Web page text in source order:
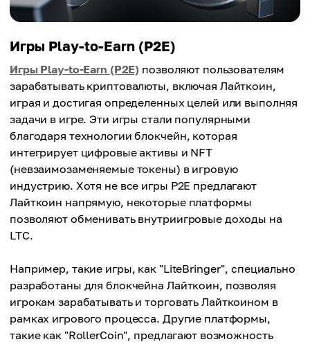
Игры Play-to-Earn (P2E)
Игры Play-to-Earn (P2E) позволяют пользователям
зарабатывать криптовалюты, включая Лайткоин,
играя и достигая определенных целей или выполняя
задачи в игре. Эти игры стали популярными
благодаря технологии блокчейн, которая
интегрирует цифровые активы и NFT
(невзаимозаменяемые токены) в игровую
индустрию. Хотя не все игры P2E предлагают
Лайткоин напрямую, некоторые платформы
позволяют обменивать внутриигровые доходы на
LTC.
Например, такие игры, как "LiteBringer", специально
разработаны для блокчейна Лайткоин, позволяя
игрокам зарабатывать и торговать Лайткоином в
рамках игрового процесса. Другие платформы,
такие как "RollerCoin", предлагают возможность